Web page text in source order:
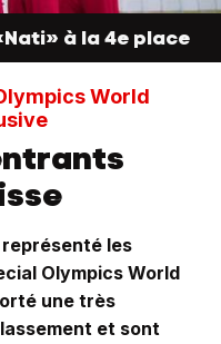
à la 4e place
World
représenté les
Olympics World
une très
et sont